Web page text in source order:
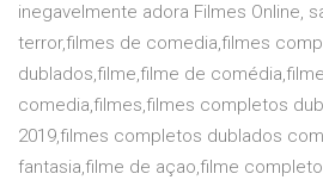
inegavelmente adora Filmes Online,
terror,filmes de comedia,filmes
dublados,filme,filme de
comedia,filmes,filmes completos
2019,filmes completos dublados
fantasia,filme de açao,filme completo